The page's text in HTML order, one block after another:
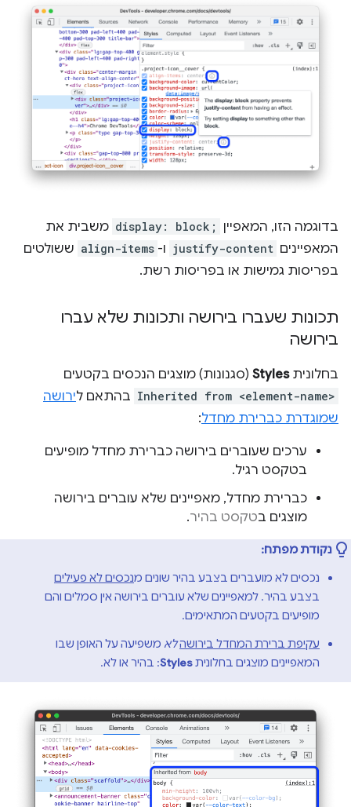
בדוגמה הזו, המאפיין display: block; משבית את
המאפיינים justify-content ו- align-items ששולטים
בפריסות גמישות או בפריסות רשת.
תכונות שעברו בירושה ותכונות שלא עברו
בירושה
בחלוניתStyles (סגנונות) מוצגים הנכסים בקטעים
Inherited from <element-name> בהתאם לירושה
שמוגדרת כברירת מחדל:
ערכים שעוברים בירושה כברירת מחדל מופיעים
בטקסט רגיל.
כברירת מחדל, מאפיינים שלא עוברים בירושה
מוצגים בטקסט בהיר.
נקודת מפתח:
נכסים לא מועברים בצבע בהיר שונים מנכסים לא פעילים
בצבע בהיר. למאפיינים שלא עוברים בירושה אין סמלים והם
מופיעים בקטעים המתאימים.
עקיפת ברירת המחדל בירושהלא משפיעה על האופן שבו
המאפיינים מוצגים בחלוניתStyles: בהיר או לא.